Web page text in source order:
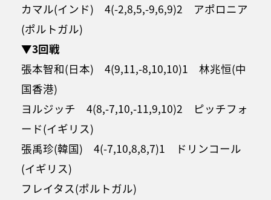
カマル(インド) 4(-2,8,5,-9,6,9)2 アポロニア
(ポルトガル)
▼3回戦
張本智和(日本) 4(9,11,-8,10,10)1 林兆恒(中
国香港)
ヨルジッチ 4(8,-7,10,-11,9,10)2 ピッチフォ
ード(イギリス)
張禹珍(韓国) 4(-7,10,8,8,7)1 ドリンコール
(イギリス)
フレイタス(ポルトガル)